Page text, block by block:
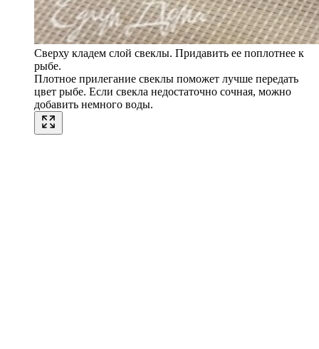
Сверху кладем слой свеклы. Придавить ее поплотнее к
рыбе.
Плотное прилегание свеклы поможет лучше передать
цвет рыбе. Если свекла недостаточно сочная, можно
добавить немного воды.